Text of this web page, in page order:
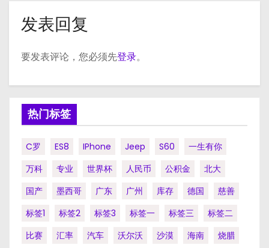
发表回复
要发表评论，您必须先登录。
热门标签
C罗 ES8 IPhone Jeep S60
一生有你
万科
专业 世界杯 人民币 公积金
北大
国产
墨西哥 广东 广州 库存 德国
慈善
标签1
标签2 标签3 标签一 标签三
标签二
比赛
汇率 汽车 沃尔沃 沙漠 海南
烧腊